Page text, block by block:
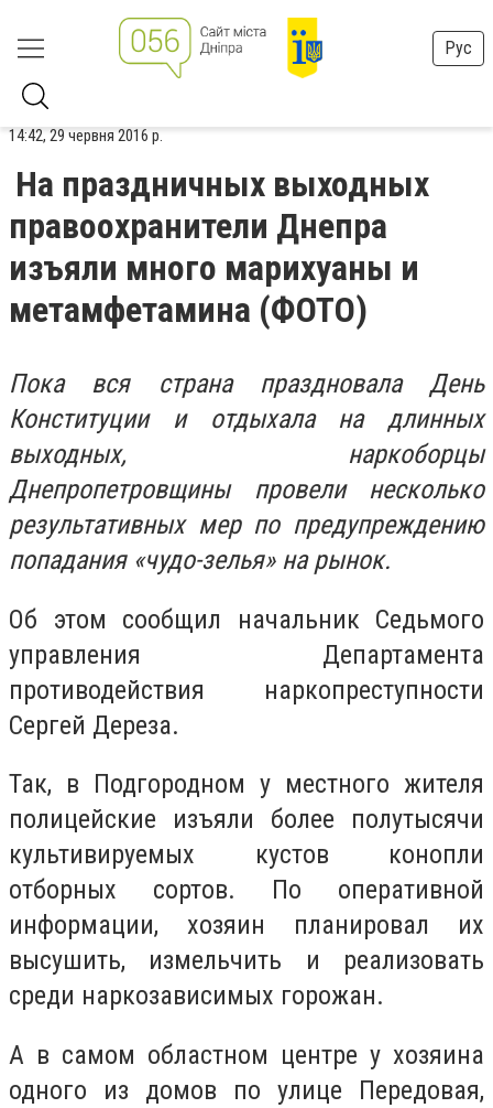
Рус
14:42, 29 червня 2016 р.
На праздничных выходных
правоохранители Днепра
изъяли много марихуаны и
метамфетамина (ФОТО)
Пока вся страна праздновала День
Конституции и отдыхала на длинных
выходных, наркоборцы
Днепропетровщины провели несколько
результативных мер по предупреждению
попадания «чудо-зелья» на рынок.
Об этом сообщил начальник Седьмого
управления Департамента
противодействия наркопреступности
Сергей Дереза.
Так, в Подгородном у местного жителя
полицейские изъяли более полутысячи
культивируемых кустов конопли
отборных сортов. По оперативной
информации, хозяин планировал их
высушить, измельчить и реализовать
среди наркозависимых горожан.
А в самом областном центре у хозяина
одного из домов по улице Передовая,